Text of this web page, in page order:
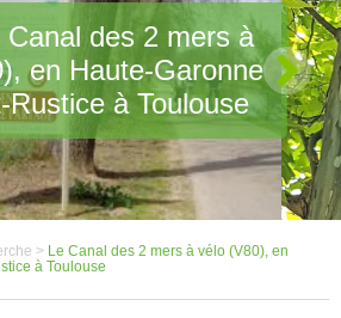
Canal des 2 mers à
en Haute-Garonne
Rustice à Toulouse
> Le Canal des 2 mers à vélo (V80), en
à Toulouse